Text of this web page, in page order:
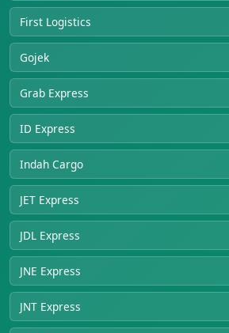
First Logistics
Gojek
Grab Express
ID Express
Indah Cargo
JET Express
JDL Express
JNE Express
JNT Express